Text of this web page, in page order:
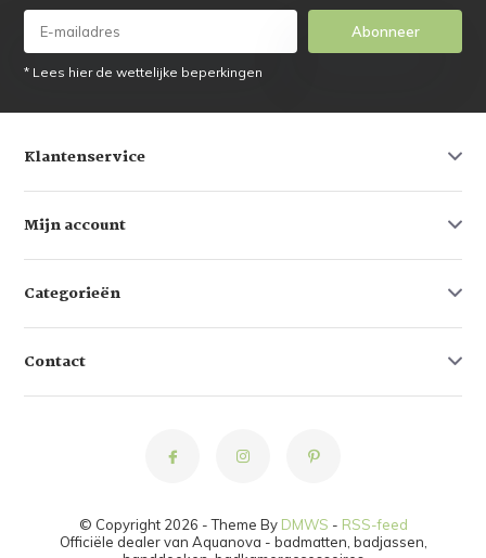
Abonneer
* Lees hier de wettelijke beperkingen
Klantenservice
Mijn account
Categorieën
Contact
© Copyright 2026 - Theme By DMWS - RSS-feed
Officiële dealer van Aquanova - badmatten, badjassen,